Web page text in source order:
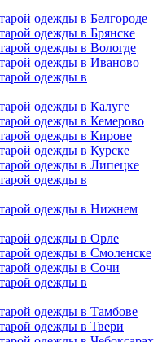
одежды в Белгороде
одежды в Брянске
одежды в Вологде
одежды в Иваново
одежды в
одежды в Калуге
одежды в Кемерово
одежды в Кирове
одежды в Курске
одежды в Липецке
одежды в
одежды в Нижнем
одежды в Орле
одежды в Смоленске
одежды в Сочи
одежды в
одежды в Тамбове
одежды в Твери